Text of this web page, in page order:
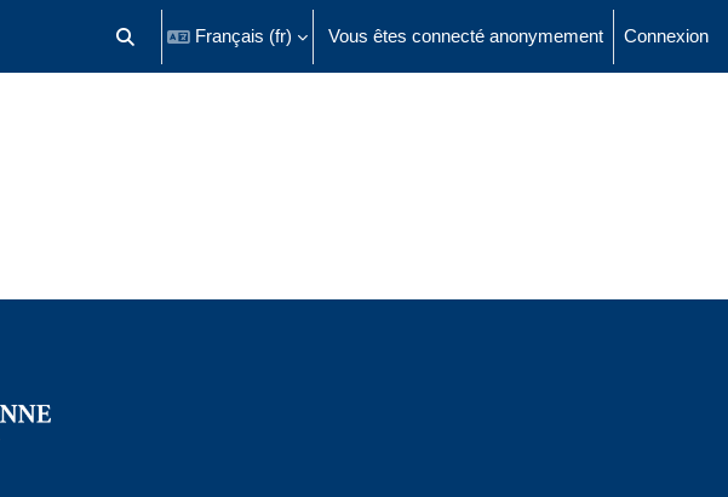
Activer/désactiver la saisie de recherche
Français ‎(fr)‎ Vous êtes connecté anonymement Connexion